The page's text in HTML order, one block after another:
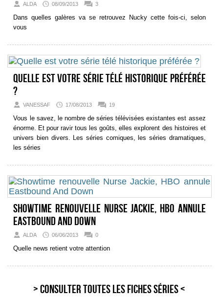
ALDA 08/09/2013 3
Dans quelles galères va se retrouvez Nucky cette fois-ci, selon
vous
Quelle est votre série télé historique préférée
?
VANESSAF 17/08/2013 19
Vous le savez, le nombre de séries télévisées existantes est assez
énorme. Et pour ravir tous les goûts, elles explorent des histoires et
univers bien divers. Les séries comiques, les séries dramatiques,
les séries
Showtime renouvelle Nurse Jackie, HBO annule
Eastbound And Down
ALDA 06/06/2013 0
Quelle news retient votre attention
> Consulter toutes les fiches séries <